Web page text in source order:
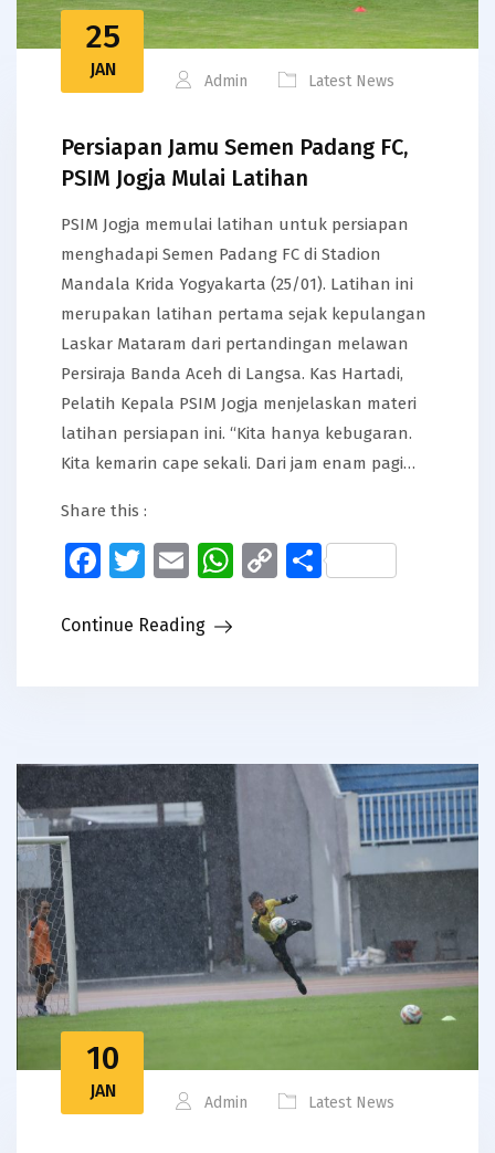
25
JAN
Admin Latest News
Persiapan Jamu Semen Padang FC,
PSIM Jogja Mulai Latihan
PSIM Jogja memulai latihan untuk persiapan
menghadapi Semen Padang FC di Stadion
Mandala Krida Yogyakarta (25/01). Latihan ini
merupakan latihan pertama sejak kepulangan
Laskar Mataram dari pertandingan melawan
Persiraja Banda Aceh di Langsa. Kas Hartadi,
Pelatih Kepala PSIM Jogja menjelaskan materi
latihan persiapan ini. “Kita hanya kebugaran.
Kita kemarin cape sekali. Dari jam enam pagi…
Share this :
Facebook
Twitter
EmailWhatsApp
CopyShare
Continue Reading
10
JAN
Admin Latest News